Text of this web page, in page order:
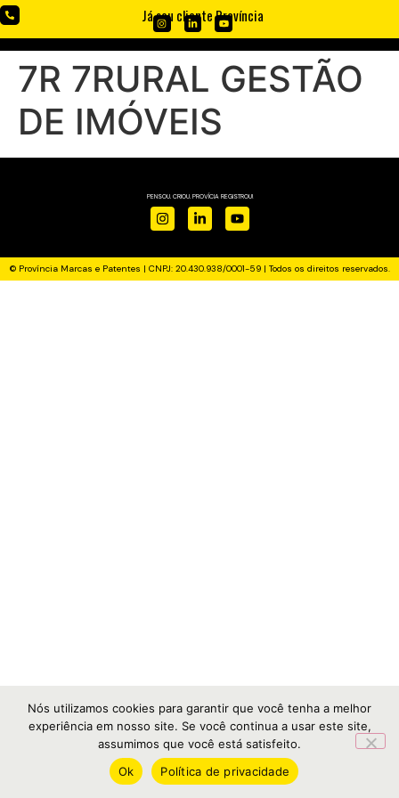
Já sou cliente Província
7R 7RURAL GESTÃO
DE IMÓVEIS
PENSOU. CRIOU. PROVÍCIA REGISTROU!
© Província Marcas e Patentes | CNPJ: 20.430.938/0001-59 | Todos os direitos reservados.
Nós utilizamos cookies para garantir que você tenha a melhor
experiência em nosso site. Se você continua a usar este site,
assumimos que você está satisfeito.
Ok
Política de privacidade